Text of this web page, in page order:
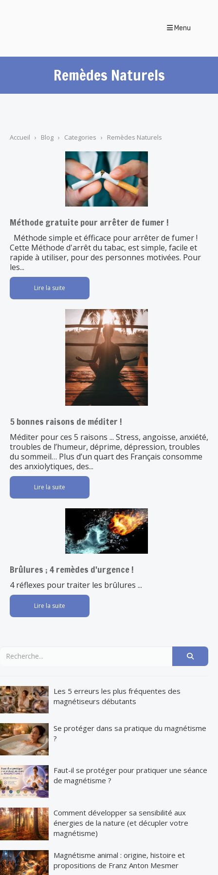
Menu
Remèdes Naturels
Accueil › Blog › Categories › Remèdes Naturels
Méthode gratuite pour arrêter de fumer !
Méthode simple et éfficace pour arrêter de fumer !
Cette Méthode d'arrêt du tabac, est simple, facile et
rapide à utiliser, pour des personnes motivées. Pour
les...
Lire la suite
5 bonnes raisons de méditer !
Méditer pour ces 5 raisons ... Stress, angoisse, anxiété,
troubles de l’humeur, déprime, dépression, troubles
du sommeil… Plus d’un quart des Français consomme
des anxiolytiques, des...
Lire la suite
Brûlures ; 4 remèdes d'urgence !
4 réflexes pour traiter les brûlures ...
Lire la suite
Les 5 erreurs les plus fréquentes des
magnétiseurs débutants
Se protéger dans sa pratique du magnétisme
?
Faut-il se protéger pour pratiquer une séance
de magnétisme ?
Comment développer sa sensibilité aux
énergies de la nature (et décupler votre
magnétisme)
Magnétisme animal : origine, histoire et
propositions de Franz Anton Mesmer